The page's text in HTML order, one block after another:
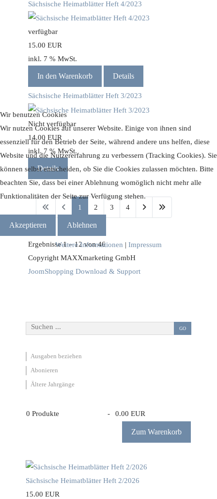
Suchen ... GO
Ausgaben beziehen
Abonieren
Ältere Jahrgänge
0 Produkte - 0.00 EUR
Zum Warenkorb
Sächsische Heimatblätter Heft 2/2026
15.00 EUR
Sächsische Heimatblätter Heft 4/2023
verfügbar
15.00 EUR
inkl. 7 % MwSt.
In den Warenkorb Details
Sächsische Heimatblätter Heft 3/2023
Nicht verfügbar
14.00 EUR
inkl. 7 % MwSt.
Details
1 2 3 4
Ergebnisse 1 – 12 von 46
Copyright MAXXmarketing GmbH
JoomShopping Download & Support
Wir benutzen Cookies
Wir nutzen Cookies auf unserer Website. Einige von ihnen sind
essenziell für den Betrieb der Seite, während andere uns helfen, diese
Website und die Nutzererfahrung zu verbessern (Tracking Cookies). Sie
können selbst entscheiden, ob Sie die Cookies zulassen möchten. Bitte
beachten Sie, dass bei einer Ablehnung womöglich nicht mehr alle
Funktionalitäten der Seite zur Verfügung stehen.
Akzeptieren Ablehnen
Weitere Informationen | Impressum